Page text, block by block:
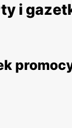
i